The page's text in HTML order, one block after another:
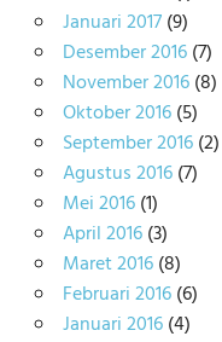
Januari 2017(9)
Desember 2016(7)
November 2016(8)
Oktober 2016(5)
September 2016(2)
Agustus 2016(7)
Mei 2016(1)
April 2016(3)
Maret 2016(8)
Februari 2016(6)
Januari 2016(4)